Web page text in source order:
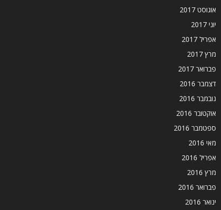
אוגוסט 2017
יוני 2017
אפריל 2017
מרץ 2017
פברואר 2017
דצמבר 2016
נובמבר 2016
אוקטובר 2016
ספטמבר 2016
מאי 2016
אפריל 2016
מרץ 2016
פברואר 2016
ינואר 2016